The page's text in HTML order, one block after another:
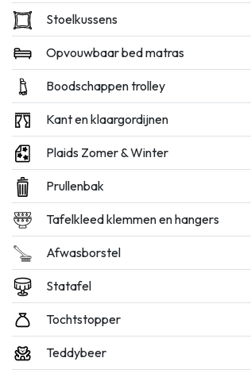
Stoelkussens
Opvouwbaar bed matras
Boodschappen trolley
Kant en klaargordijnen
Plaids Zomer & Winter
Prullenbak
Tafelkleed klemmen en hangers
Afwasborstel
Statafel
Tochtstopper
Teddybeer